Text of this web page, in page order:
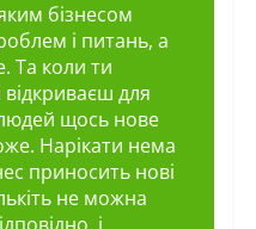
бізнесом
і питань, а
Та коли ти
для
щось нове
Нарікати нема
приносить нові
не можна